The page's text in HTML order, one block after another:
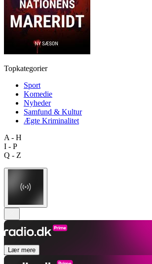
Topkategorier
Sport
Komedie
Nyheder
Samfund & Kultur
Ægte Kriminalitet
A - H
I - P
Q - Z
Lær mere